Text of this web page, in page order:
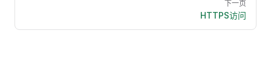
下一页
HTTPS访问